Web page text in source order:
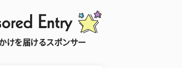
けを届けるスポンサー